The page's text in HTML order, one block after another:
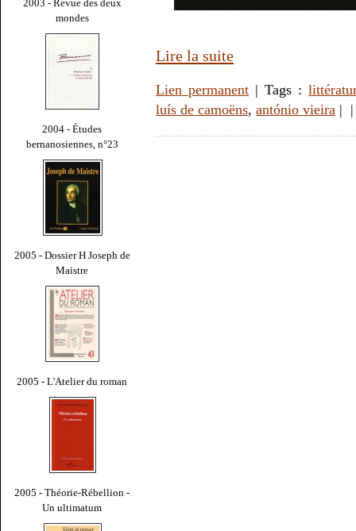
2003 - Revue des deux
mondes
2004 - Études
bernanosiennes, n°23
2005 - Dossier H Joseph de
Maistre
2005 - L'Atelier du roman
2005 - Théorie-Rébellion -
Un ultimatum
Lire la suite
Lien permanent | Tags :
luís de camoëns, antónio vieira |